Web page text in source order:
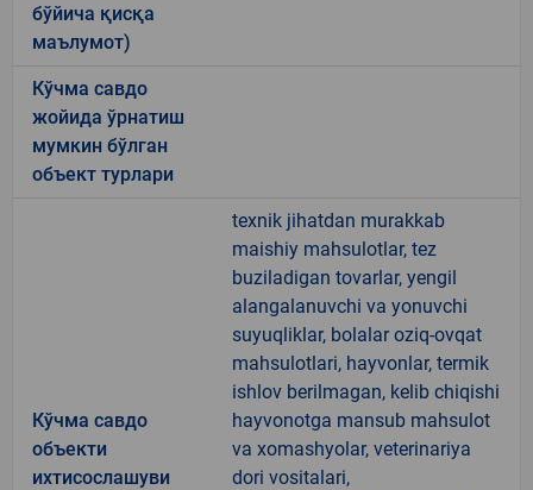
бўйича қисқа
маълумот)
Кўчма савдо
жойида ўрнатиш
мумкин бўлган
объект турлари
Кўчма савдо
объекти
ихтисослашуви
texnik jihatdan murakkab
maishiy mahsulotlar, tez
buziladigan tovarlar, yengil
alangalanuvchi va yonuvchi
suyuqliklar, bolalar oziq-ovqat
mahsulotlari, hayvonlar, termik
ishlov berilmagan, kelib chiqishi
hayvonotga mansub mahsulot
va xomashyolar, veterinariya
dori vositalari,